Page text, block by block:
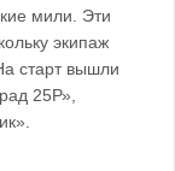
мили. Эти
экипаж
старт вышли
25Р»,